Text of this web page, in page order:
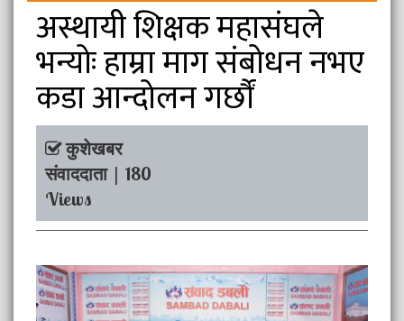
अस्थायी शिक्षक महासंघले
भन्योः हाम्रा माग संबोधन नभए
कडा आन्दोलन गर्छौं
कुशेखबर
संवाददाता | 180
Views